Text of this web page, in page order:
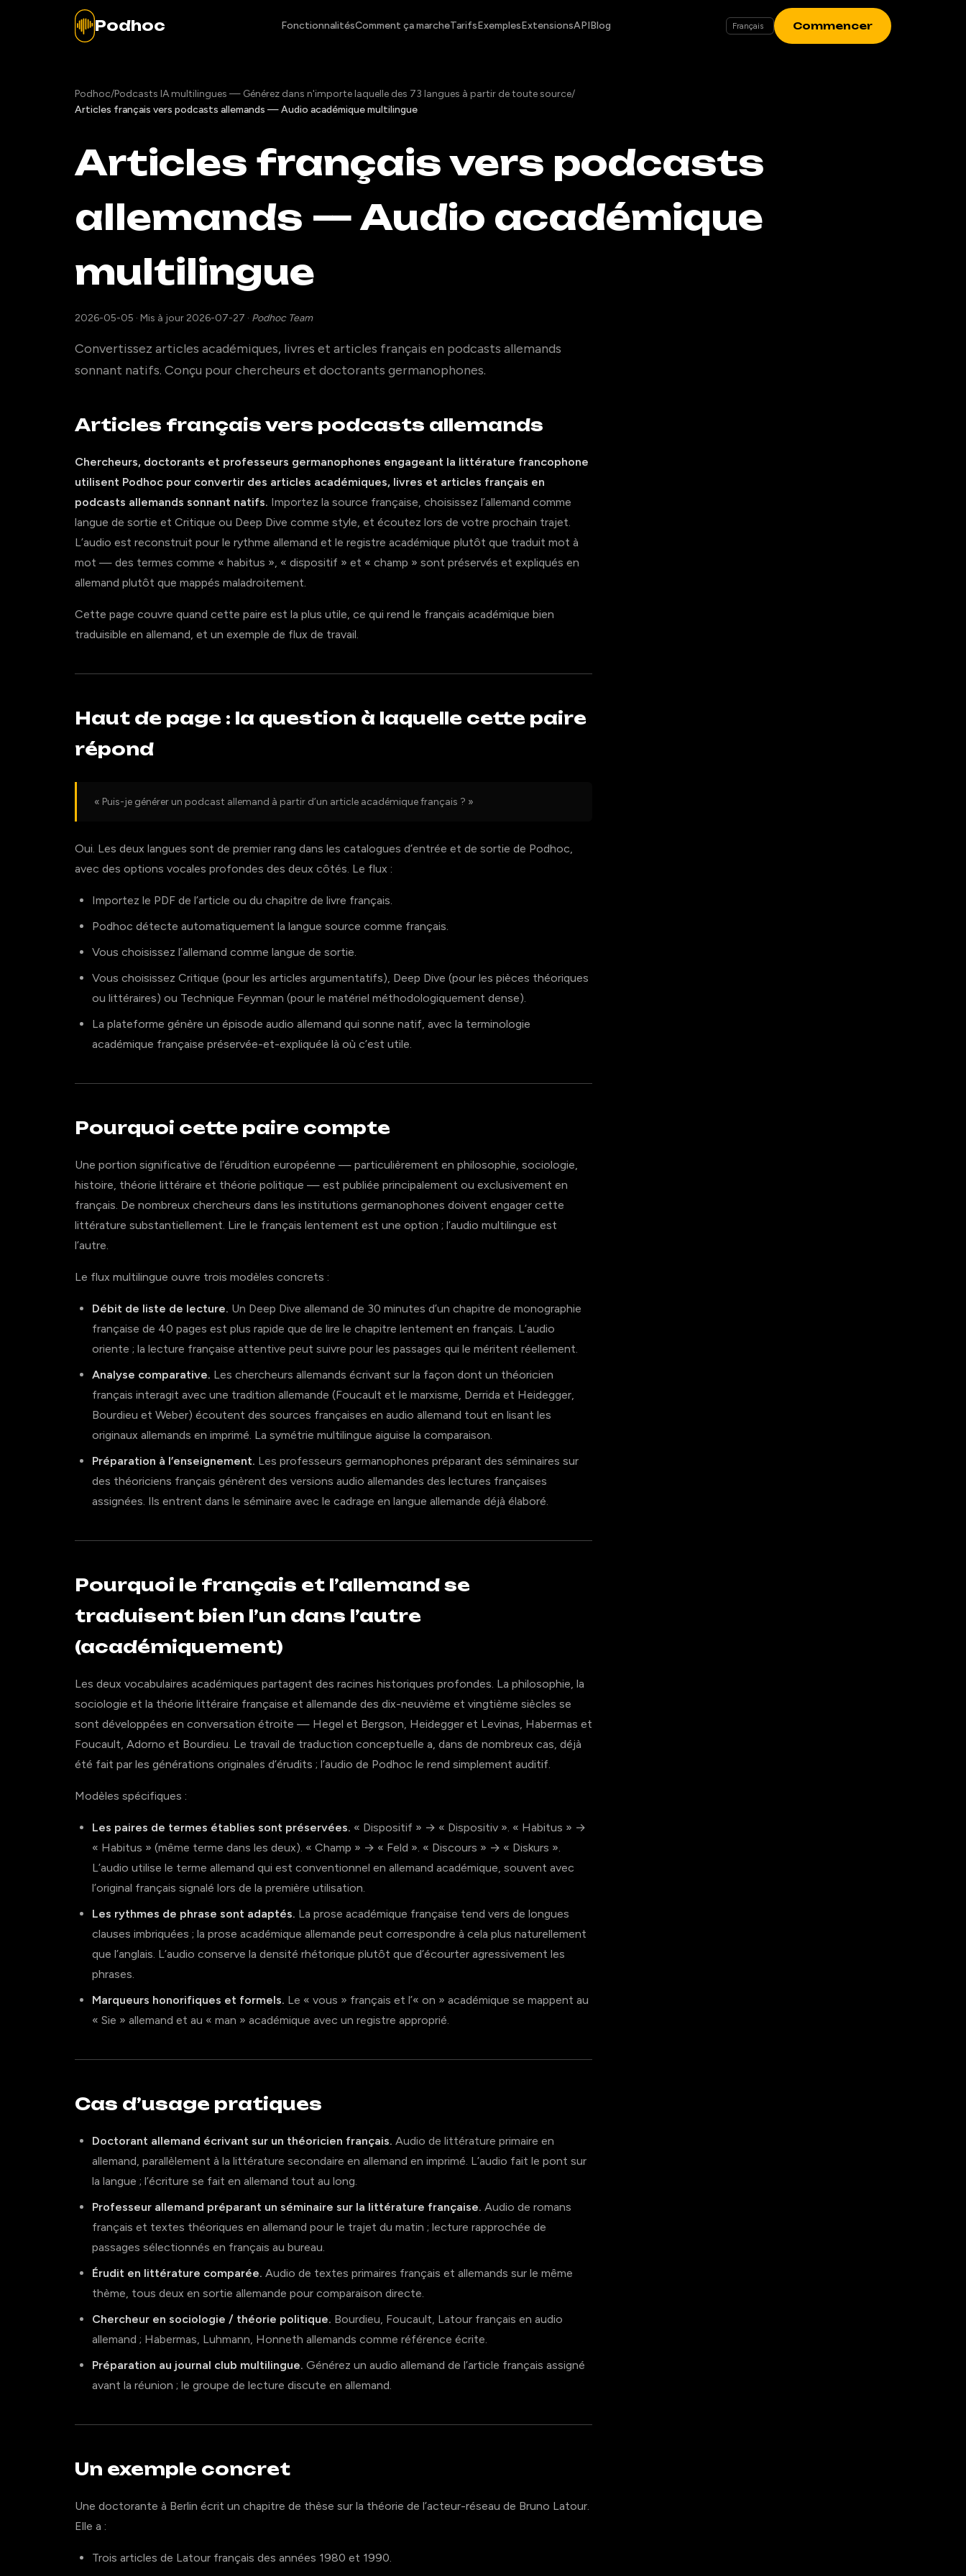
Podhoc FonctionnalitésComment ça marcheTarifsExemplesExtensionsAPIBlog Commencer
Podhoc/Podcasts IA multilingues — Générez dans n'importe laquelle des 73 langues à partir de toute source/
Articles français vers podcasts allemands — Audio académique multilingue
Articles français vers podcasts
allemands — Audio académique
multilingue
2026-05-05 · Mis à jour 2026-07-27 · Podhoc Team
Convertissez articles académiques, livres et articles français en podcasts allemands
sonnant natifs. Conçu pour chercheurs et doctorants germanophones.
Articles français vers podcasts allemands
Chercheurs, doctorants et professeurs germanophones engageant la littérature francophone
utilisent Podhoc pour convertir des articles académiques, livres et articles français en
podcasts allemands sonnant natifs. Importez la source française, choisissez l’allemand comme
langue de sortie et Critique ou Deep Dive comme style, et écoutez lors de votre prochain trajet.
L’audio est reconstruit pour le rythme allemand et le registre académique plutôt que traduit mot à
mot — des termes comme « habitus », « dispositif » et « champ » sont préservés et expliqués en
allemand plutôt que mappés maladroitement.
Cette page couvre quand cette paire est la plus utile, ce qui rend le français académique bien
traduisible en allemand, et un exemple de flux de travail.
Haut de page : la question à laquelle cette paire
répond
« Puis-je générer un podcast allemand à partir d’un article académique français ? »
Oui. Les deux langues sont de premier rang dans les catalogues d’entrée et de sortie de Podhoc,
avec des options vocales profondes des deux côtés. Le flux :
Importez le PDF de l’article ou du chapitre de livre français.
Podhoc détecte automatiquement la langue source comme français.
Vous choisissez l’allemand comme langue de sortie.
Vous choisissez Critique (pour les articles argumentatifs), Deep Dive (pour les pièces théoriques
ou littéraires) ou Technique Feynman (pour le matériel méthodologiquement dense).
La plateforme génère un épisode audio allemand qui sonne natif, avec la terminologie
académique française préservée-et-expliquée là où c’est utile.
Pourquoi cette paire compte
Une portion significative de l’érudition européenne — particulièrement en philosophie, sociologie,
histoire, théorie littéraire et théorie politique — est publiée principalement ou exclusivement en
français. De nombreux chercheurs dans les institutions germanophones doivent engager cette
littérature substantiellement. Lire le français lentement est une option ; l’audio multilingue est
l’autre.
Le flux multilingue ouvre trois modèles concrets :
Débit de liste de lecture. Un Deep Dive allemand de 30 minutes d’un chapitre de monographie
française de 40 pages est plus rapide que de lire le chapitre lentement en français. L’audio
oriente ; la lecture française attentive peut suivre pour les passages qui le méritent réellement.
Analyse comparative. Les chercheurs allemands écrivant sur la façon dont un théoricien
français interagit avec une tradition allemande (Foucault et le marxisme, Derrida et Heidegger,
Bourdieu et Weber) écoutent des sources françaises en audio allemand tout en lisant les
originaux allemands en imprimé. La symétrie multilingue aiguise la comparaison.
Préparation à l’enseignement. Les professeurs germanophones préparant des séminaires sur
des théoriciens français génèrent des versions audio allemandes des lectures françaises
assignées. Ils entrent dans le séminaire avec le cadrage en langue allemande déjà élaboré.
Pourquoi le français et l’allemand se
traduisent bien l’un dans l’autre
(académiquement)
Les deux vocabulaires académiques partagent des racines historiques profondes. La philosophie, la
sociologie et la théorie littéraire française et allemande des dix-neuvième et vingtième siècles se
sont développées en conversation étroite — Hegel et Bergson, Heidegger et Levinas, Habermas et
Foucault, Adorno et Bourdieu. Le travail de traduction conceptuelle a, dans de nombreux cas, déjà
été fait par les générations originales d’érudits ; l’audio de Podhoc le rend simplement auditif.
Modèles spécifiques :
Les paires de termes établies sont préservées. « Dispositif » → « Dispositiv ». « Habitus » →
« Habitus » (même terme dans les deux). « Champ » → « Feld ». « Discours » → « Diskurs ».
L’audio utilise le terme allemand qui est conventionnel en allemand académique, souvent avec
l’original français signalé lors de la première utilisation.
Les rythmes de phrase sont adaptés. La prose académique française tend vers de longues
clauses imbriquées ; la prose académique allemande peut correspondre à cela plus naturellement
que l’anglais. L’audio conserve la densité rhétorique plutôt que d’écourter agressivement les
phrases.
Marqueurs honorifiques et formels. Le « vous » français et l’« on » académique se mappent au
« Sie » allemand et au « man » académique avec un registre approprié.
Cas d’usage pratiques
Doctorant allemand écrivant sur un théoricien français. Audio de littérature primaire en
allemand, parallèlement à la littérature secondaire en allemand en imprimé. L’audio fait le pont sur
la langue ; l’écriture se fait en allemand tout au long.
Professeur allemand préparant un séminaire sur la littérature française. Audio de romans
français et textes théoriques en allemand pour le trajet du matin ; lecture rapprochée de
passages sélectionnés en français au bureau.
Érudit en littérature comparée. Audio de textes primaires français et allemands sur le même
thème, tous deux en sortie allemande pour comparaison directe.
Chercheur en sociologie / théorie politique. Bourdieu, Foucault, Latour français en audio
allemand ; Habermas, Luhmann, Honneth allemands comme référence écrite.
Préparation au journal club multilingue. Générez un audio allemand de l’article français assigné
avant la réunion ; le groupe de lecture discute en allemand.
Un exemple concret
Une doctorante à Berlin écrit un chapitre de thèse sur la théorie de l’acteur-réseau de Bruno Latour.
Elle a :
Trois articles de Latour français des années 1980 et 1990.